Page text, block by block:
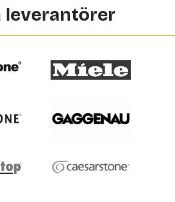
leverantörer